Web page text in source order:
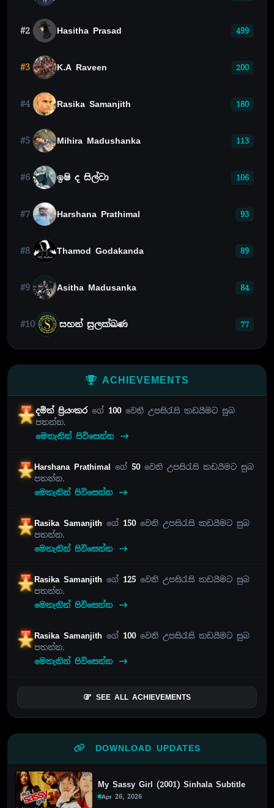
#2 Hasitha Prasad 499
#3 K.A Raveen 200
#4 Rasika Samanjith 180
#5 Mihira Madushanka 113
#6 ඉෂි ද සිල්වා 106
#7 Harshana Prathimal 93
#8 Thamod Godakanda 89
#9 Asitha Madusanka 84
#10 සහන් සුලක්ඛණ 77
ACHIEVEMENTS
දමිත් ප්‍රියංකරගේ 100වෙනි උපසිරැසි කඩයීමට සුබ
පතන්න.
මෙතැනින් පිවිසෙන්න
Harshana Prathimal ගේ 50වෙනි උපසිරැසි කඩයීමට සුබ
පතන්න.
මෙතැනින් පිවිසෙන්න
Rasika Samanjithගේ 150වෙනි උපසිරැසි කඩයීමට සුබ
පතන්න.
මෙතැනින් පිවිසෙන්න
Rasika Samanjithගේ 125 වෙනි උපසිරැසි කඩයීමට සුබ
පතන්න.
මෙතැනින් පිවිසෙන්න
Rasika Samanjithගේ 100වෙනි උපසිරැසි කඩයීමට සුබ
පතන්න.
මෙතැනින් පිවිසෙන්න
SEE ALL ACHIEVEMENTS
DOWNLOAD UPDATES
My Sassy Girl (2001) Sinhala Subtitle
Apr 26, 2026